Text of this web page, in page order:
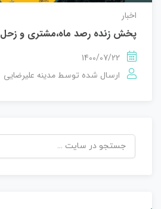
اخبار
پخش زنده رصد ماه،مشتری و زحل
1400/07/22
ارسال شده توسط مدینه علیرضایی